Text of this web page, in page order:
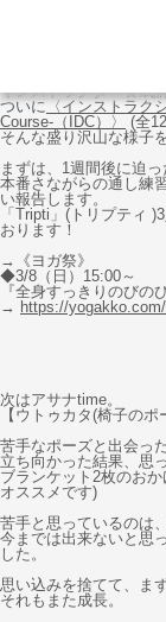
インストラクター養
ついに〈インストラク
Course-（IDC）〉
(全
そんな盛り沢山な様子
まずは、1週間後に迫
本番さながらの通し練
い報告します。
「Tripti」(トリプティ
おります！
→《ヨガ祭》
◆3/8（日）15:00～
『全身すっきりのびの
→ https://
次はアサナtime。
【ウトゥカタ(椅子の
苦手なポーズと出会っ
立ち向かった結果、思
ブランケット2枚のお
オススメです)
苦手と思っているのは
今までは出来ないと思
した。
思い込みを捨てて、ま
それもまた成長。